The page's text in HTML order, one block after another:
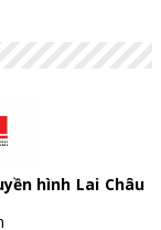
cấp, lưu lượng
đến đời sống
hình Lai Châu